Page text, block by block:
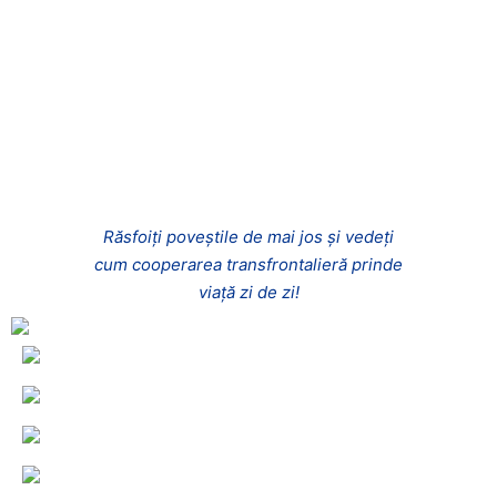
Răsfoiți poveștile de mai jos și vedeți
cum cooperarea transfrontalieră prinde
viață zi de zi!